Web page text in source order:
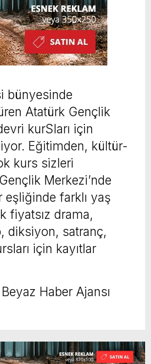
bünyesinde
Atatürk Gençlik
kurSları için
Eğitimden, kültür-
kurs sizleri
Merkezi’nde
farklı yaş
fiyatsız drama,
diksiyon, satranç,
için kayıtlar
Haber Ajansı